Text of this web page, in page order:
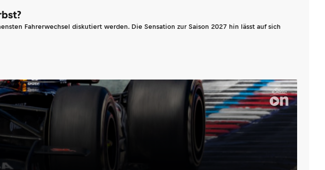
Fahrerwechsel diskutiert werden. Die Sensation zur Saison 2027 hin lässt auf sich